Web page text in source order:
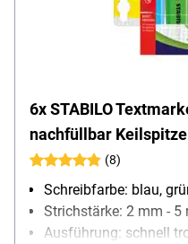
6x STABILO
nachfüllbar Keilspitze
(8)
Schreibfarbe: blau,
Strichstärke: 2 mm - 5
Ausführung: schnell